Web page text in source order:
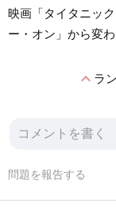
映画「タイタニッ
ー・オン」から変
expand_lessラ
問題を報告する